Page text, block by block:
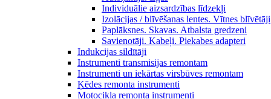
Individuālie aizsardzības līdzekļi
Izolācijas / blīvēšanas lentes. Vītnes blīvētāji
Paplāksnes. Skavas. Atbalsta gredzeni
Savienotāji. Kabeļi. Piekabes adapteri
Indukcijas sildītāji
Instrumenti transmisijas remontam
Instrumenti un iekārtas virsbūves remontam
Ķēdes remonta instrumenti
Motocikla remonta instrumenti